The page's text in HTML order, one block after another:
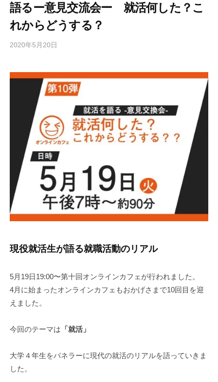
語るー意見交流会ー 就活何した？こ
れからどうする？
2020年5月20日
d
i
o
r
2
現役就活生が語る就職活動のリアル
5月19日19:00〜第十回オンラインカフェが行われました。
4月に始まったオンラインカフェもおかげさまで10回目を迎
えました。
今回のテーマは 「就活」
大学４年生をパネラーに現代の就活のリアルを語っていきま
した。